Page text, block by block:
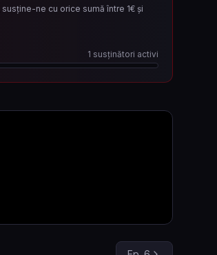
ne cu orice sumă între 1€ și
1 susținători activi